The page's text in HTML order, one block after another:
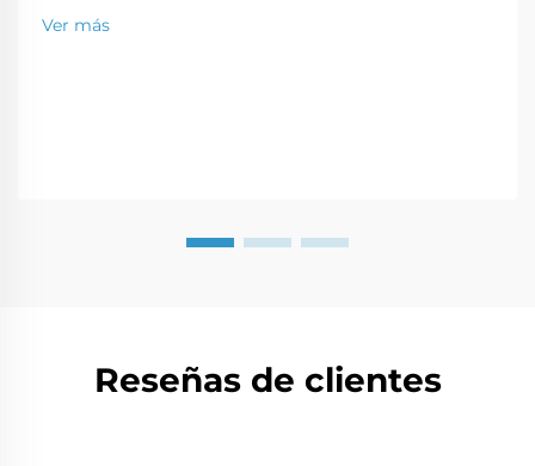
ensamblarse como un rompecabezas. Este tipo
moderno de construcción es una solución perfecta
Ver más
Reseñas de clientes